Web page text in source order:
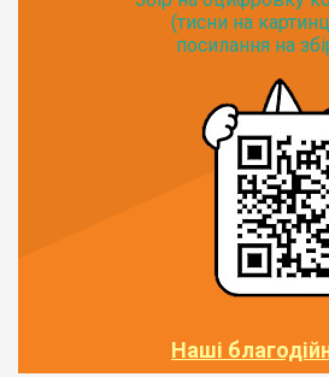
(тисни на
посилання на
Наші